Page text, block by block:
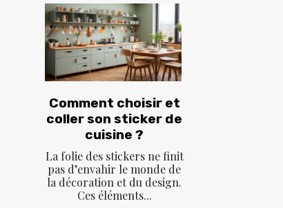
Comment choisir et
coller son sticker de
cuisine ?
La folie des stickers ne finit
pas d’envahir le monde de
la décoration et du design.
Ces éléments...